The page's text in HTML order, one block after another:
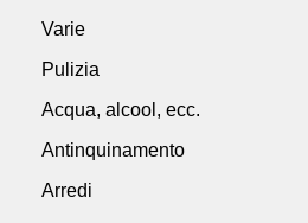
Varie
Pulizia
Acqua, alcool, ecc.
Antinquinamento
Arredi